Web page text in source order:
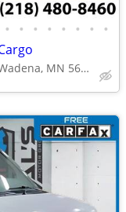
• • • • • • • •
1000 N. Jefferson St. Wadena, MN 56482